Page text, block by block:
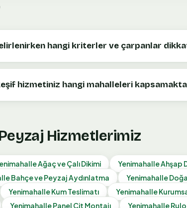
hangi kriterler ve çarpanlar
hizmetiniz hangi mahalleleri
Hizmetlerimiz
Ağaç ve Çalı Dikimi YenimahalleAhşap
Bahçe ve Peyzaj Aydınlatma Yenimahalle
YenimahalleKum Teslimatı Yenimahalle
YenimahallePanel Çit Montajı Yenimahalle